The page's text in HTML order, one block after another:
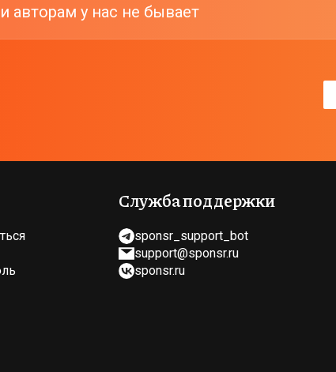
авторам у нас не бывает
Служба поддержки
sponsr_support_bot
support@sponsr.ru
sponsr.ru